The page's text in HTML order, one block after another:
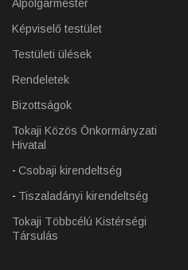
Alpolgármester
Képviselő testület
Testületi ülések
Rendeletek
Bizottságok
Tokaji Közös Önkormányzati
Hivatal
Csobaji kirendeltség
Tiszaladányi kirendeltség
Tokaji Többcélú Kistérségi
Társulás